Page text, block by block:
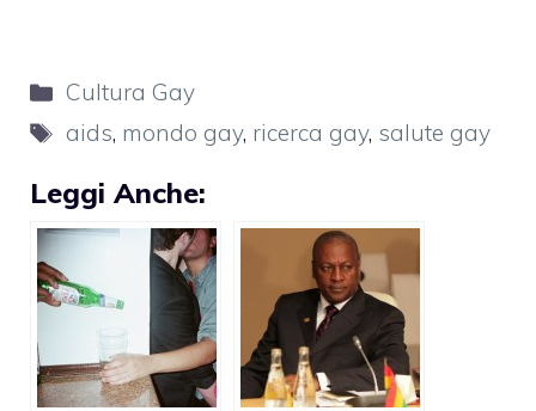
Categorie
Cultura Gay
Tag
aids, mondo gay, ricerca gay, salute gay
Leggi Anche: